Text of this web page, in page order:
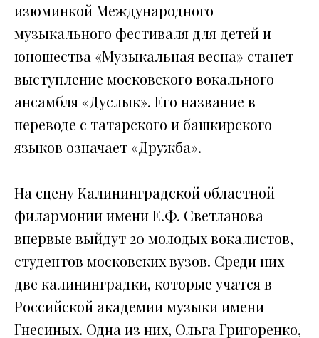
изюминкой Международного
музыкального фестиваля для детей и
юношества «Музыкальная весна» станет
выступление московского вокального
ансамбля «Дуслык». Его название в
переводе с татарского и башкирского
языков означает «Дружба».
На сцену Калининградской областной
филармонии имени Е.Ф. Светланова
впервые выйдут 20 молодых вокалистов,
студентов московских вузов. Среди них –
две калининградки, которые учатся в
Российской академии музыки имени
Гнесиных. Одна из них, Ольга Григоренко,